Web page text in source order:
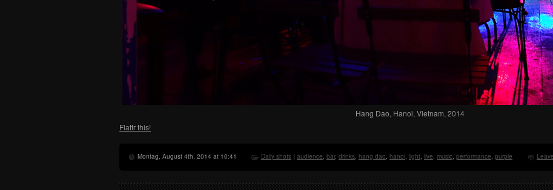
Hang Dao, Hanoi, Vietnam, 2014
Flattr this!
Montag, August 4th, 2014 at 10:41 Daily shots | audience, bar, drinks, hang dao, hanoi, light, live, music, performance, purple